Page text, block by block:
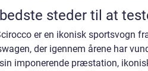
steder til at
er en ikonisk sportsvogn
der igennem årene har
imponerende præstation,